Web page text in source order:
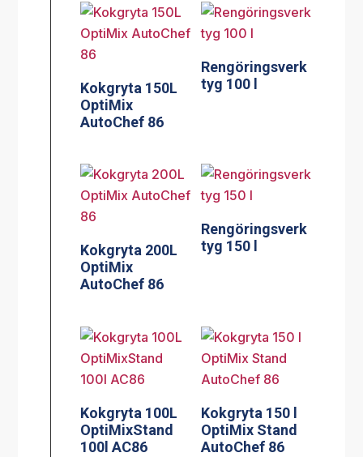
Kokgryta 150L
OptiMix
AutoChef 86
Rengöringsverk
tyg 100 l
Kokgryta 200L
OptiMix
AutoChef 86
Rengöringsverk
tyg 150 l
Kokgryta 100L
OptiMixStand
100l AC86
Kokgryta 150 l
OptiMix Stand
AutoChef 86